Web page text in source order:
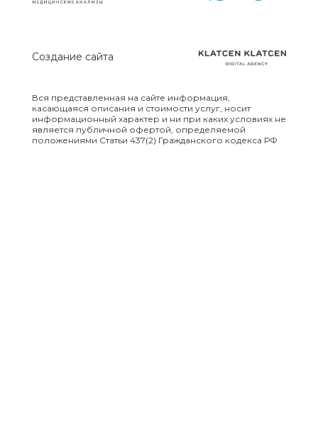
Вся представленная на сайте информация,
касающаяся описания и стоимости услуг, носит
информационный характер и ни при каких условиях не
является публичной офертой, определяемой
положениями Статьи 437(2) Гражданского кодекса РФ
Создание сайта